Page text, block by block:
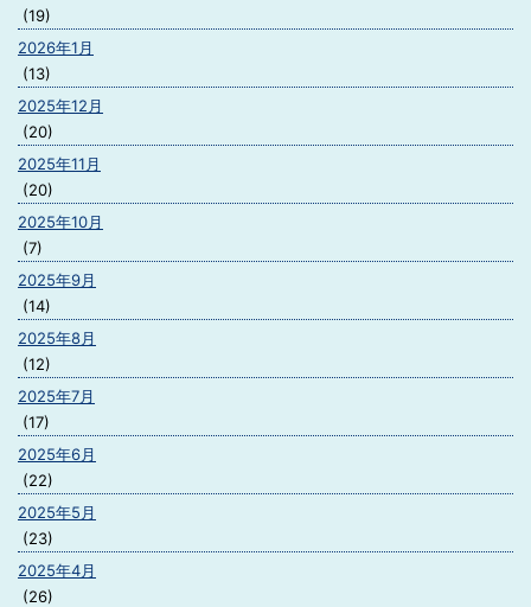
(19)
2026年1月
(13)
2025年12月
(20)
2025年11月
(20)
2025年10月
(7)
2025年9月
(14)
2025年8月
(12)
2025年7月
(17)
2025年6月
(22)
2025年5月
(23)
2025年4月
(26)